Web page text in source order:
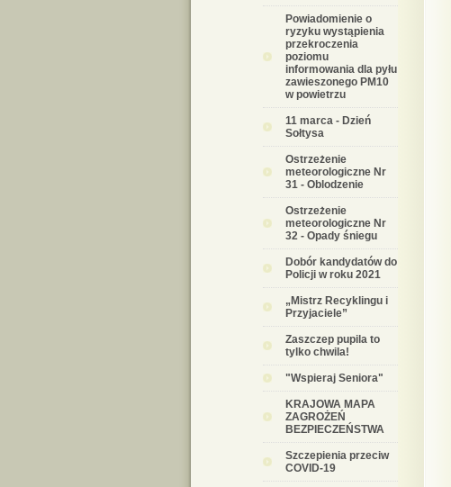
Powiadomienie o
ryzyku wystąpienia
przekroczenia
poziomu
informowania dla pyłu
zawieszonego PM10
w powietrzu
11 marca - Dzień
Sołtysa
Ostrzeżenie
meteorologiczne Nr
31 - Oblodzenie
Ostrzeżenie
meteorologiczne Nr
32 - Opady śniegu
Dobór kandydatów do
Policji w roku 2021
„Mistrz Recyklingu i
Przyjaciele”
Zaszczep pupila to
tylko chwila!
"Wspieraj Seniora"
KRAJOWA MAPA
ZAGROŻEŃ
BEZPIECZEŃSTWA
Szczepienia przeciw
COVID-19